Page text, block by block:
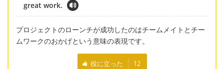
great work.
プロジェクトのローンチが成功したのはチームメイトとチー
ムワークのおかげという意味の表現です。
役に立った 12